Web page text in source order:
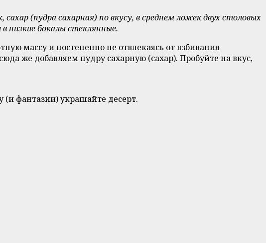
(пудра сахарная) по вкусу, в среднем ложек двух столовых
низкие бокалы стеклянные.
массу и постепенно не отвлекаясь от взбивания
же добавляем пудру сахарную (сахар). Пробуйте на вкус,
(и фантазии) украшайте десерт.